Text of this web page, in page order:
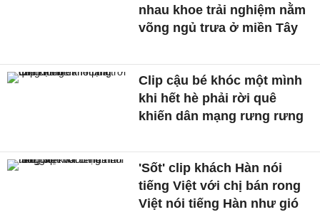
nhau khoe trải nghiệm nằm
võng ngủ trưa ở miền Tây
Clip cậu bé khóc một mình
khi hết hè phải rời quê
khiến dân mạng rưng rưng
'Sốt' clip khách Hàn nói
tiếng Việt với chị bán rong
Việt nói tiếng Hàn như gió